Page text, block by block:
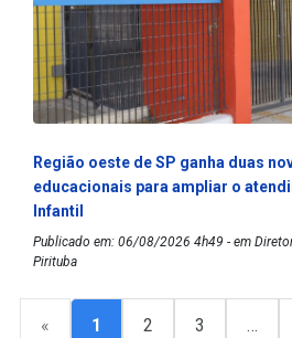
Região oeste de SP ganha duas
educacionais para ampliar o
Infantil
Publicado em: 06/08/2026 4h49 - em
Pirituba
« 1 2 3 …